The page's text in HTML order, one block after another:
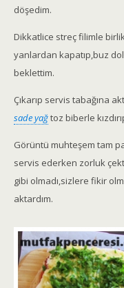
döşedim.
Dikkatlice streç filimle
yanlardan kapatıp,buz
beklettim.
Çıkarıp servis tabağına
sade yağtoz biberle
Görüntü muhteşem tam
servis ederken zorluk
gibi olmadı,sizlere fikir
aktardım.